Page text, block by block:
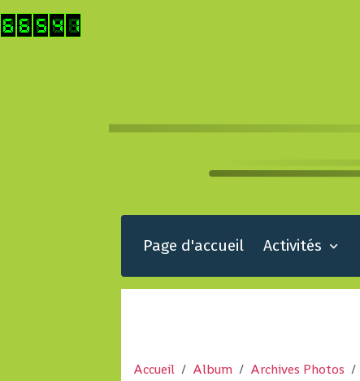
Page d'accueil Activités
Accueil Album Archives Photos